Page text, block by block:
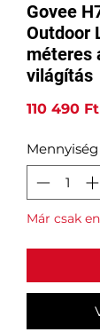
Govee
Outdoor
méteres
világítás
110 490 Ft
Mennyiség
Már csak